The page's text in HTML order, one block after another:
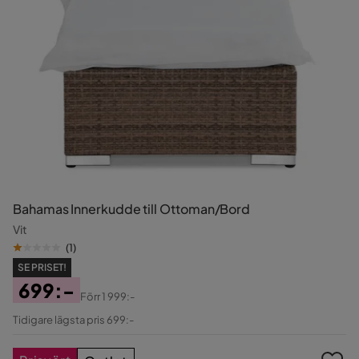
Bahamas Innerkudde till Ottoman/Bord
Vit
(1)
SE PRISET!
Pris
699:-
Original
Förr1 999:-
Tidigare lägsta pris 699:-